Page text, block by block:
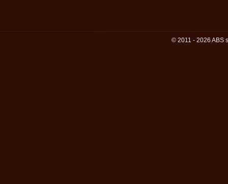
© 2011 - 2026 ABS